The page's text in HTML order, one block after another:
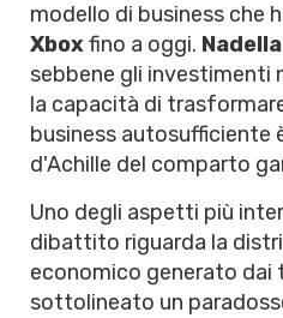
modello di business che
Xboxfino a oggi. Nadella
sebbene gli investimenti
la capacità di
business autosufficiente
d'Achille del comparto
Uno degli aspetti più
dibattito riguarda la
economico generato dai
sottolineato un